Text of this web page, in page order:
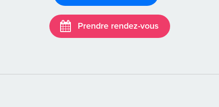
Prendre rendez-vous